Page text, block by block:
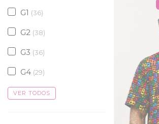
G1 (36)
G2 (38)
G3 (36)
G4 (29)
VER TODOS